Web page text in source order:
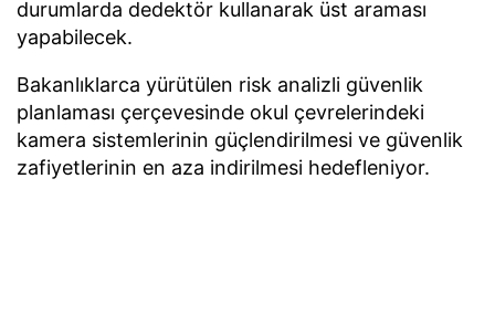
durumlarda dedektör kullanarak üst araması
yapabilecek.
Bakanlıklarca yürütülen risk analizli güvenlik
planlaması çerçevesinde okul çevrelerindeki
kamera sistemlerinin güçlendirilmesi ve güvenlik
zafiyetlerinin en aza indirilmesi hedefleniyor.